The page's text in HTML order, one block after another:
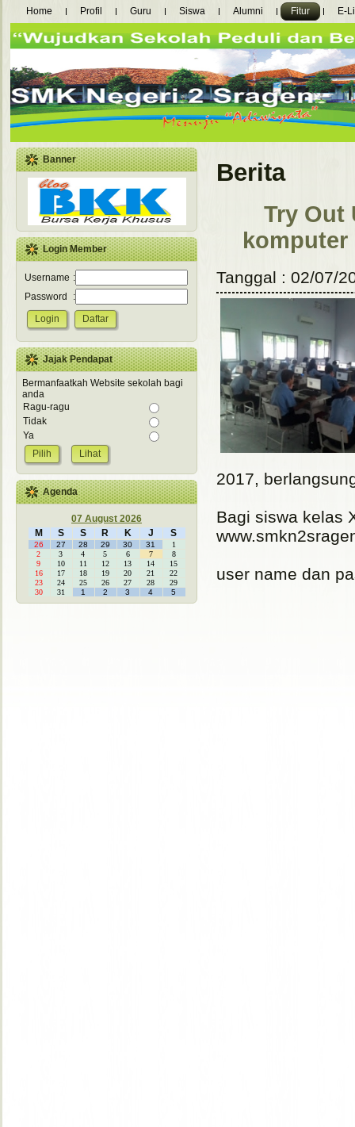
Home Profil Guru Siswa Alumni Fitur E-
Banner
Login Member
Username :
Password
:
Jajak Pendapat
Bermanfaatkah Website sekolah bagi
anda
Ragu-ragu
Tidak
Ya
Lihat
Agenda
07 August 2026
M
S S R K J S
26 27 28 29 30 31
1
2
3 4 5 6 7
8
9
10 11 12 13 14
15
16
17 18 19 20 21
22
23
24 25 26 27 28
29
30
31 1 2 3 4 5
Berita
Try Out
komputer
Tanggal : 02/07/
2017,
Bagi siswa kelas
user name dan